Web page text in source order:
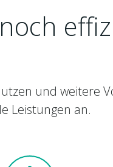
und weitere
Leistungen an.